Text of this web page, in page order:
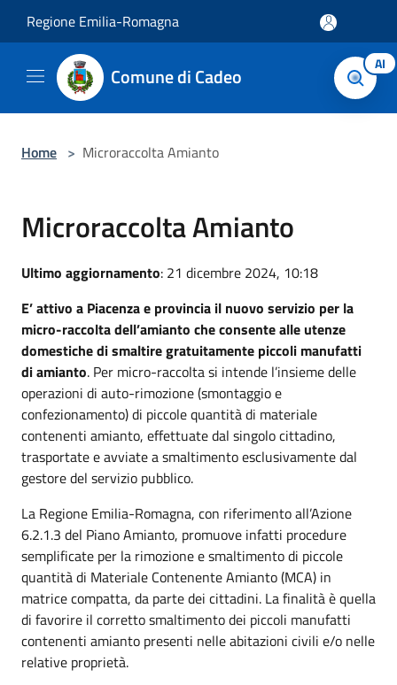
Regione Emilia-Romagna
Comune di Cadeo AI
Home > Microraccolta Amianto
Microraccolta Amianto
Ultimo aggiornamento: 21 dicembre 2024, 10:18
E’ attivo a Piacenza e provincia il nuovo servizio per la
micro-raccolta dell’amianto che consente alle utenze
domestiche di smaltire gratuitamente piccoli manufatti
di amianto. Per micro-raccolta si intende l’insieme delle
operazioni di auto-rimozione (smontaggio e
confezionamento) di piccole quantità di materiale
contenenti amianto, effettuate dal singolo cittadino,
trasportate e avviate a smaltimento esclusivamente dal
gestore del servizio pubblico.
La Regione Emilia-Romagna, con riferimento all’Azione
6.2.1.3 del Piano Amianto, promuove infatti procedure
semplificate per la rimozione e smaltimento di piccole
quantità di Materiale Contenente Amianto (MCA) in
matrice compatta, da parte dei cittadini. La finalità è quella
di favorire il corretto smaltimento dei piccoli manufatti
contenenti amianto presenti nelle abitazioni civili e/o nelle
relative proprietà.